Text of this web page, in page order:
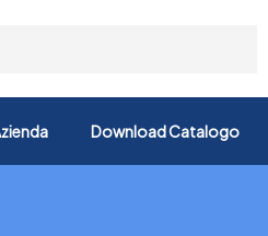
Download Catalogo